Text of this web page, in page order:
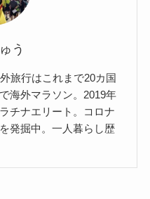
う
旅行はこれまで20カ国
海外マラソン。2019年
チナエリート。コロナ
発掘中。一人暮らし歴